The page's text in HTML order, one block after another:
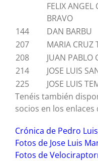
FELIX ANGEL
BRAVO
144
DAN BARBU
207
MARIA CRUZ
208
JUAN PABLO
214
JOSE LUIS
225
JOSE LUIS
Tenéis también
socios en los enlaces
Crónica de Pedro
Fotos de Jose Luis
Fotos de